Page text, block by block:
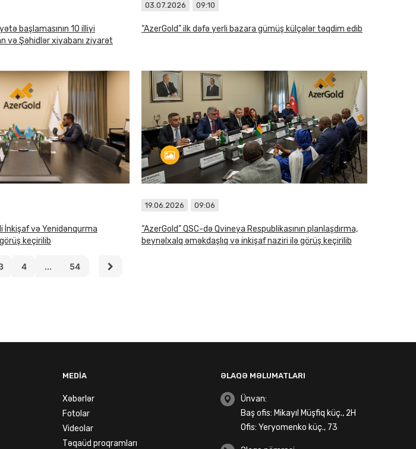
başlamasının 10 illiyi
və Şəhidlər xiyabanı ziyarət
03.07.2026 09:10
“AzerGold” ilk dəfə yerli bazara gümüş külçələr təqdim edib
İnkişaf və Yenidənqurma
keçirilib
19.06.2026 09:06
“AzerGold” QSC-də Qvineya Respublikasının planlaşdırma,
beynəlxalq əməkdaşlıq və inkişaf naziri ilə görüş keçirilib
4 ... 54
MEDIA
Xəbərlər
Fotolar
Videolar
Təqaüd proqramları
ƏLAQƏ MƏLUMATLARI
Ünvan:
Baş ofis: Mikayıl Müşfiq küç., 2H
Ofis: Yeryomenko küç., 73